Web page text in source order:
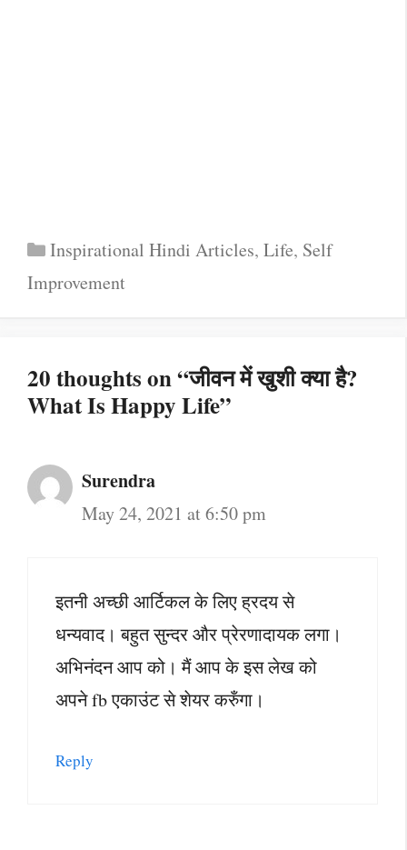
Categories
Inspirational Hindi Articles, Life, Self
Improvement
20 thoughts on “जीवन में खुशी क्या है?
What Is Happy Life”
Surendra
May 24, 2021 at 6:50 pm
इतनी अच्छी आर्टिकल के लिए ह्रदय से
धन्यवाद। बहुत सुन्दर और प्रेरणादायक लगा।
अभिनंदन आप को। मैं आप के इस लेख को
अपने fb एकाउंट से शेयर करुँगा।
Reply